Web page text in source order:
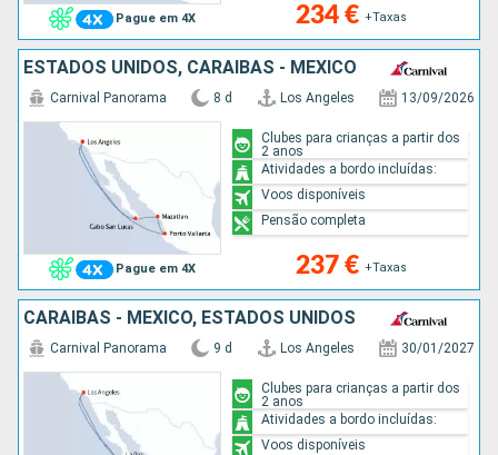
Pague em 4X 234 € +Taxas
ESTADOS UNIDOS, CARAIBAS - MEXICO
Pague em 4X
Carnival Panorama 8 d Los Angeles 13/09/2026
237 € +Taxas
Clubes para crianças a partir dos
2 anos
Atividades a bordo incluídas:
Voos disponíveis
Pensão completa
CARAIBAS - MEXICO, ESTADOS UNIDOS
Carnival Panorama 9 d Los Angeles 30/01/2027
Clubes para crianças a partir dos
2 anos
Atividades a bordo incluídas:
Voos disponíveis